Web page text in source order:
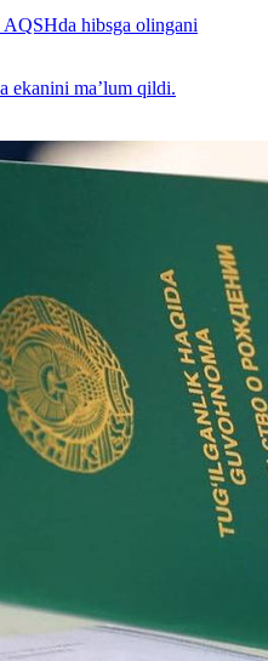
hibsga olingani
ekanini ma’lum qildi.